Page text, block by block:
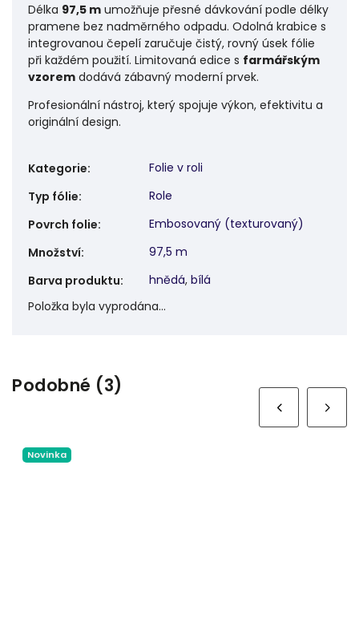
Délka 97,5 m umožňuje přesné dávkování podle délky
pramene bez nadměrného odpadu. Odolná krabice s
integrovanou čepelí zaručuje čistý, rovný úsek fólie
při každém použití. Limitovaná edice s farmářským
vzorem dodává zábavný moderní prvek.
Profesionální nástroj, který spojuje výkon, efektivitu a
originální design.
Kategorie:
Folie v roli
Typ fólie:
Role
Povrch folie:
Embosovaný (texturovaný)
Množství:
97,5 m
Barva produktu: hnědá, bílá
Položka byla vyprodána…
Podobné (3)
Novinka
Next